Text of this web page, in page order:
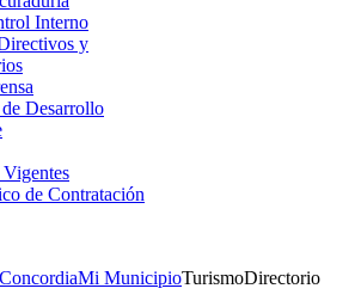
Interno
y
Desarrollo
de Contratación
Mi MunicipioTurismoDirectorio